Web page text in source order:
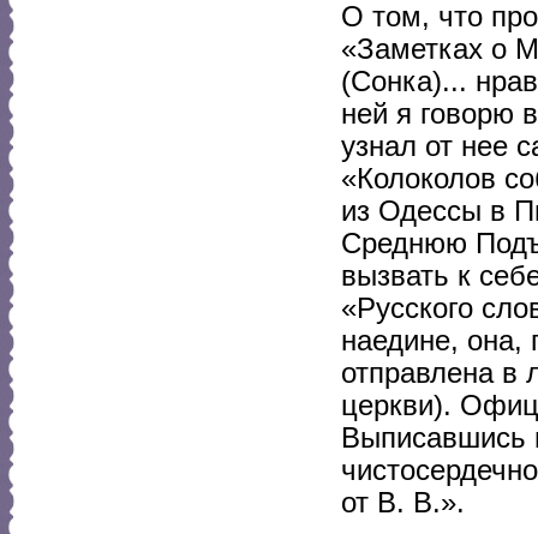
О том, что
«Заметках о
(Сонка)...
ней я говорю
узнал от нее
«Колоколов
из Одессы в
Среднюю
вызвать к
«Русского
наедине, она,
отправлена в
церкви).
Выписавшись
от В. В.».